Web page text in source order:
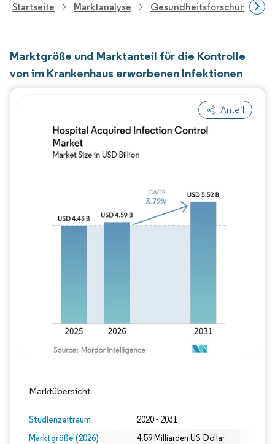
Startseite Marktanalyse Gesundheitsforschung
Marktgröße und Marktanteil für die Kontrolle
von im Krankenhaus erworbenen Infektionen
Anteil
Marktübersicht
Studienzeitraum 2020 - 2031
Marktgröße (2026) 4.59 Milliarden US-Dollar